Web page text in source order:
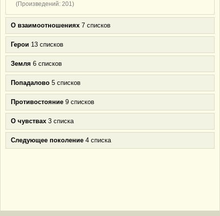
(Произведений: 201)
О взаимоотношениях 7 списков
Герои 13 списков
Земля 6 списков
Попадалово 5 списков
Противостояние 9 списков
О чувствах 3 списка
Следующее поколение 4 списка